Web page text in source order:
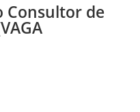
Consultor de